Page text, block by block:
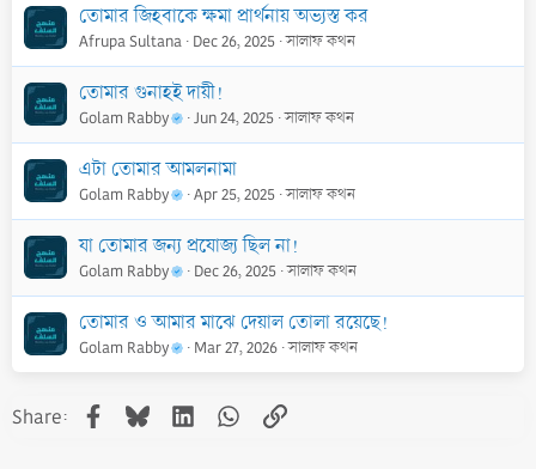
তোমার জিহবাকে ক্ষমা প্রার্থনায় অভ্যস্ত কর
Afrupa Sultana Dec 26, 2025 সালাফ কথন
তোমার গুনাহই দায়ী!
Golam Rabby Jun 24, 2025 সালাফ কথন
এটা তোমার আমলনামা
Golam Rabby Apr 25, 2025 সালাফ কথন
যা তোমার জন্য প্রযোজ্য ছিল না!
Golam Rabby Dec 26, 2025 সালাফ কথন
তোমার ও আমার মাঝে দেয়াল তোলা রয়েছে!
Golam Rabby Mar 27, 2026 সালাফ কথন
Share: Facebook
BlueskyLinkedInWhatsApp
Link